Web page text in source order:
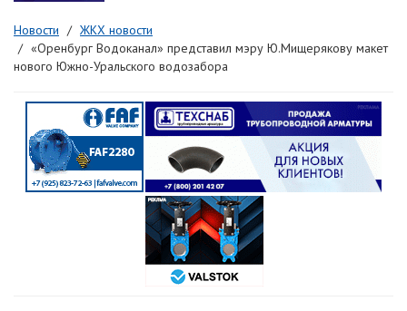
Новости
ЖКХ новости
«Оренбург Водоканал» представил мэру Ю.Мищерякову макет
нового Южно-Уральского водозабора